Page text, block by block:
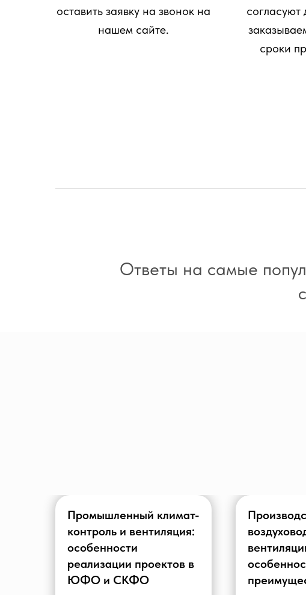
оставить заявку на звонок на
нашем сайте.
согласуют
сроки
Ответы на самые
Промышленный климат-
контроль и вентиляция:
особенности
реализации проектов в
ЮФО и СКФО